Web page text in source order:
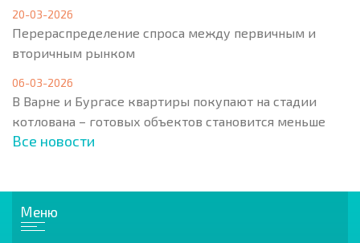
20-03-2026
Перераспределение спроса между первичным и
вторичным рынком
06-03-2026
В Варне и Бургасе квартиры покупают на стадии
котлована – готовых объектов становится меньше
Все новости
Меню